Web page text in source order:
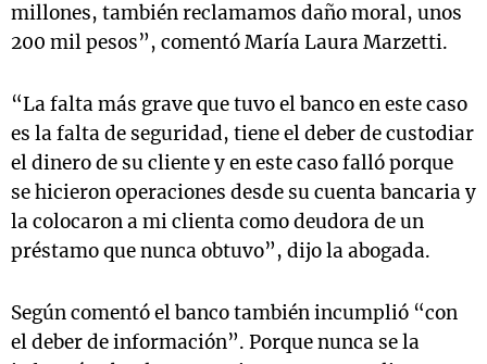
millones, también reclamamos daño moral, unos
200 mil pesos”, comentó María Laura Marzetti.
“La falta más grave que tuvo el banco en este caso
es la falta de seguridad, tiene el deber de custodiar
el dinero de su cliente y en este caso falló porque
se hicieron operaciones desde su cuenta bancaria y
la colocaron a mi clienta como deudora de un
préstamo que nunca obtuvo”, dijo la abogada.
Según comentó el banco también incumplió “con
el deber de información”. Porque nunca se la